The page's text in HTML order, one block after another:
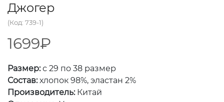
Джогер
(Код: 739-1)
1699₽
Размер:с 29 по 38 размер
Состав:хлопок 98%, эластан 2%
Производитель:Китай